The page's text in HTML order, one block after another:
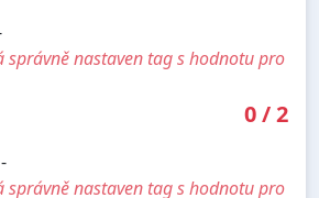
správně nastaven tag s hodnotu pro
0/2
-
správně nastaven tag s hodnotu pro